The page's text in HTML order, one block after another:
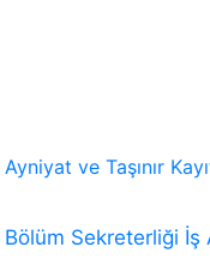
Ayniyat ve Taşınır
Bölüm Sekreterliği İş